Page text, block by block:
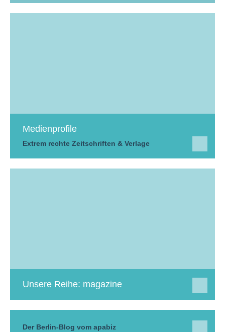
Medienprofile
Extrem rechte Zeitschriften & Verlage
Unsere Reihe: magazine
Der Berlin-Blog vom apabiz